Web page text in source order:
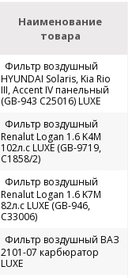
Наименование
товара
Фильтр воздушный
HYUNDAI Solaris, Kia Rio
III, Accent IV панельный
(GB-943 C25016) LUXE
Фильтр воздушный
Renalut Logan 1.6 K4M
102л.с LUXE (GB-9719,
C1858/2)
Фильтр воздушный
Renalut Logan 1.6 K7M
82л.с LUXE (GB-946,
C33006)
Фильтр воздушный ВАЗ
2101-07 карбюратор
LUXE